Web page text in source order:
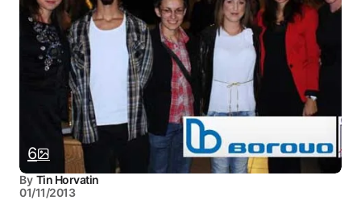
6
By Tin Horvatin
01/11/2013